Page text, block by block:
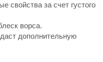
свойства за счет густого
ворса.
дополнительную